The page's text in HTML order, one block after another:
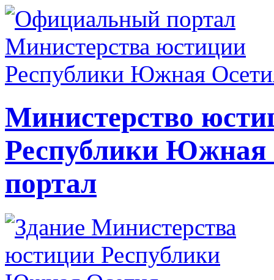
Министерство
Республики
портал